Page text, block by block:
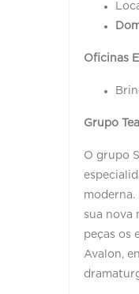
Oficinas
Grupo
O grupo
moderna.
sua nova
peças os
Avalon,